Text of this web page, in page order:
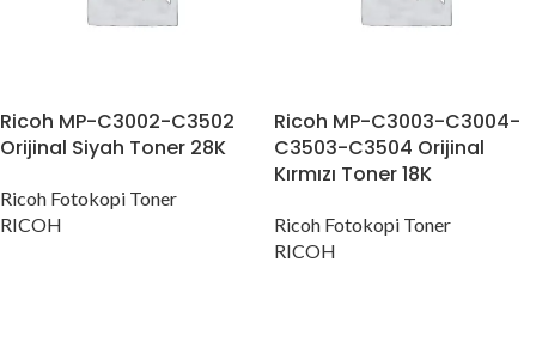
Ricoh MP-C3002-C3502
Orijinal Siyah Toner 28K
Ricoh Fotokopi Toner
RICOH
Ricoh MP-C3003-C3004-
C3503-C3504 Orijinal
Kırmızı Toner 18K
Ricoh Fotokopi Toner
RICOH